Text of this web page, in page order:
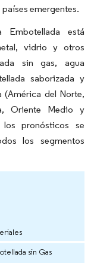
emergentes.
está
vidrio y otros
sin gas, agua
saborizada y
(América del Norte,
Oriente Medio y
pronósticos se
los segmentos
sin Gas